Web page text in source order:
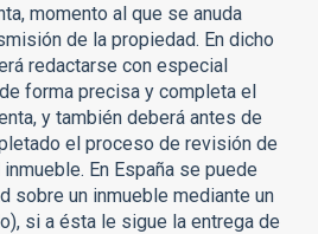
momento al que se anuda
de la propiedad. En dicho
redactarse con especial
forma precisa y completa el
y también deberá antes de
el proceso de revisión de
En España se puede
sobre un inmueble mediante un
si a ésta le sigue la entrega de